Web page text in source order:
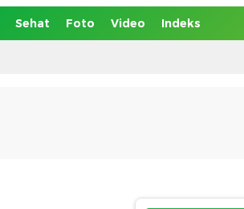
Sehat Foto Video Indeks